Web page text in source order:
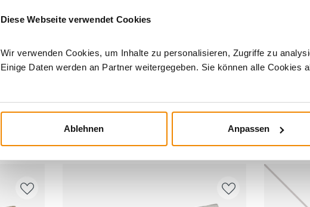
Diese Webseite verwendet Cookies
Wir verwenden Cookies, um Inhalte zu personalisieren, Zugriffe zu
Einige Daten werden an Partner weitergegeben. Sie können alle Cookies
Ablehnen Anpassen
ANDERE INTERESSIERTEN